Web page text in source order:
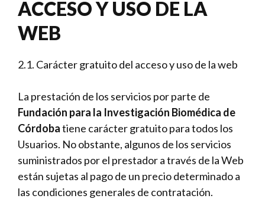
ACCESO Y USO DE LA
WEB
2.1. Carácter gratuito del acceso y uso de la web
La prestación de los servicios por parte de
Fundación para la Investigación Biomédica de
Córdobatiene carácter gratuito para todos los
Usuarios. No obstante, algunos de los servicios
suministrados por el prestador a través de la Web
están sujetas al pago de un precio determinado a
las condiciones generales de contratación.